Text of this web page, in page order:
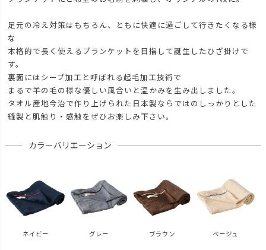
足元の冷え対策はもちろん、ともに快適に過ごして行きたくなる様
な
本格的で長く使えるブランケットを目指して誕生したひざ掛けで
す。
裏面にはシープ加工と呼ばれる起毛加工技術で
まるで羊の毛の様な優しい風合いと温かみを生み出しました。
タオル産地今治で作り上げられた日本製ならではのしっかりとした
縫製と肌触り・感触をぜひお楽しみ下さい。
カラーバリエーション
ネイビー グレー ブラウン ベージュ